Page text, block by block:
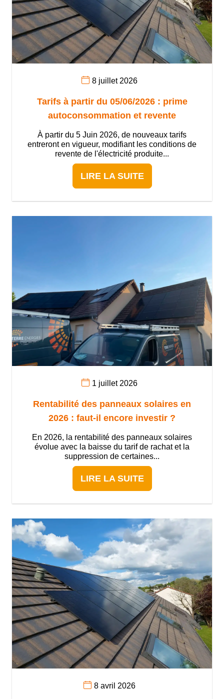
8 juillet 2026
Tarifs à partir du 05/06/2026 : prime
autoconsommation et revente
À partir du 5 Juin 2026, de nouveaux tarifs
entreront en vigueur, modifiant les conditions de
revente de l'électricité produite...
LIRE LA SUITE
1 juillet 2026
Rentabilité des panneaux solaires en
2026 : faut-il encore investir ?
En 2026, la rentabilité des panneaux solaires
évolue avec la baisse du tarif de rachat et la
suppression de certaines...
LIRE LA SUITE
8 avril 2026